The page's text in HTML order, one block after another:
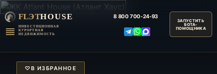
FLЭTHOUSE
ИНВЕСТИЦИОННАЯ
КУРОРТНАЯ
НЕДВИЖИМОСТЬ
8 800 700-24-93
♡В ИЗБРАННОЕ